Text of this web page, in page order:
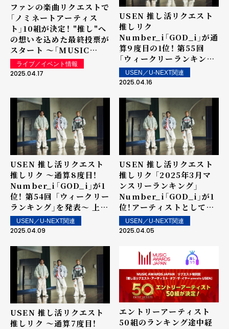
ファンの楽曲リクエストで
「ノミネートアーティス
ト」10組が決定！ "推し"へ
の想いを込めた最終投票が
スタート ～「MUSIC
AWARDS JAPAN」リクエ
スト特別賞 「推し活リクエ
USEN」の表彰に向けて～
ライブ／イベント情報
2025.04.17
USEN 推し活リクエスト
推しリク
Number_i「GOD_i」が通
算9度目の1位！ 第55回
「ウィークリーランキン
グ」を発表～ 上位ランクイ
ン楽曲は街中・店内で配
USEN／U-NEXT関連
2025.04.16
USEN 推し活リクエスト
推しリク ～通算8度目！
Number_i「GOD_i」が1
位！ 第54回 「ウィークリー
ランキング」を発表～ 上位
ランクイン楽曲は街中・店
内で配信！
USEN／U-NEXT関連
2025.04.09
USEN 推し活リクエスト
推しリク 「2025年3月マ
ンスリーランキング」
Number_i「GOD_i」が1
位！アーティストとしては
4か月連続の1位を記録！
USEN／U-NEXT関連
2025.04.05
USEN 推し活リクエスト
推しリク ～通算7度目！
エントリーアーティスト
50組のランキング途中経